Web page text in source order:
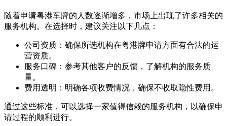
随着申请粤港车牌的人数逐渐增多，市场上出现了许多相关的
服务机构。在选择时，建议关注以下几点：
公司资质：确保所选机构在粤港牌申请方面有合法的运
营资质。
服务口碑：参考其他客户的反馈，了解机构的服务质
量。
费用透明：明确各项收费情况，确保不收取隐性费用。
通过这些标准，可以选择一家值得信赖的服务机构，以确保申
请过程的顺利进行。